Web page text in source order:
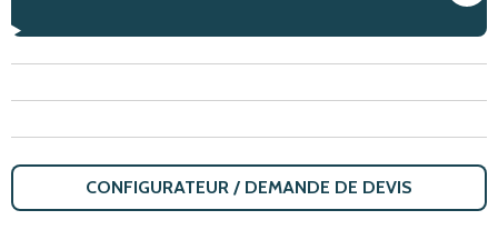
CONFIGURATEUR / DEMANDE DE DEVIS